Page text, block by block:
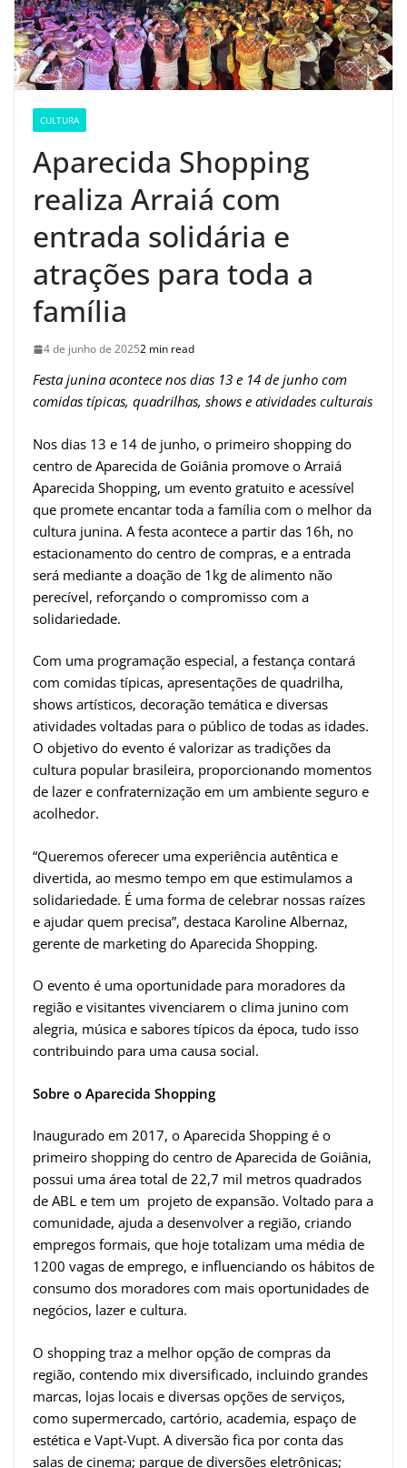
CULTURA
Aparecida Shopping
realiza Arraiá com
entrada solidária e
atrações para toda a
família
4 de junho de 20252 min read
Festa junina acontece nos dias 13 e 14 de junho com
comidas típicas, quadrilhas, shows e atividades culturais
Nos dias 13 e 14 de junho, o primeiro shopping do
centro de Aparecida de Goiânia promove o Arraiá
Aparecida Shopping, um evento gratuito e acessível
que promete encantar toda a família com o melhor da
cultura junina. A festa acontece a partir das 16h, no
estacionamento do centro de compras, e a entrada
será mediante a doação de 1kg de alimento não
perecível, reforçando o compromisso com a
solidariedade.
Com uma programação especial, a festança contará
com comidas típicas, apresentações de quadrilha,
shows artísticos, decoração temática e diversas
atividades voltadas para o público de todas as idades.
O objetivo do evento é valorizar as tradições da
cultura popular brasileira, proporcionando momentos
de lazer e confraternização em um ambiente seguro e
acolhedor.
“Queremos oferecer uma experiência autêntica e
divertida, ao mesmo tempo em que estimulamos a
solidariedade. É uma forma de celebrar nossas raízes
e ajudar quem precisa”, destaca Karoline Albernaz,
gerente de marketing do Aparecida Shopping.
O evento é uma oportunidade para moradores da
região e visitantes vivenciarem o clima junino com
alegria, música e sabores típicos da época, tudo isso
contribuindo para uma causa social.
Sobre o Aparecida Shopping
Inaugurado em 2017, o Aparecida Shopping é o
primeiro shopping do centro de Aparecida de Goiânia,
possui uma área total de 22,7 mil metros quadrados
de ABL e tem um projeto de expansão. Voltado para a
comunidade, ajuda a desenvolver a região, criando
empregos formais, que hoje totalizam uma média de
1200 vagas de emprego, e influenciando os hábitos de
consumo dos moradores com mais oportunidades de
negócios, lazer e cultura.
O shopping traz a melhor opção de compras da
região, contendo mix diversificado, incluindo grandes
marcas, lojas locais e diversas opções de serviços,
como supermercado, cartório, academia, espaço de
estética e Vapt-Vupt. A diversão fica por conta das
salas de cinema; parque de diversões eletrônicas;